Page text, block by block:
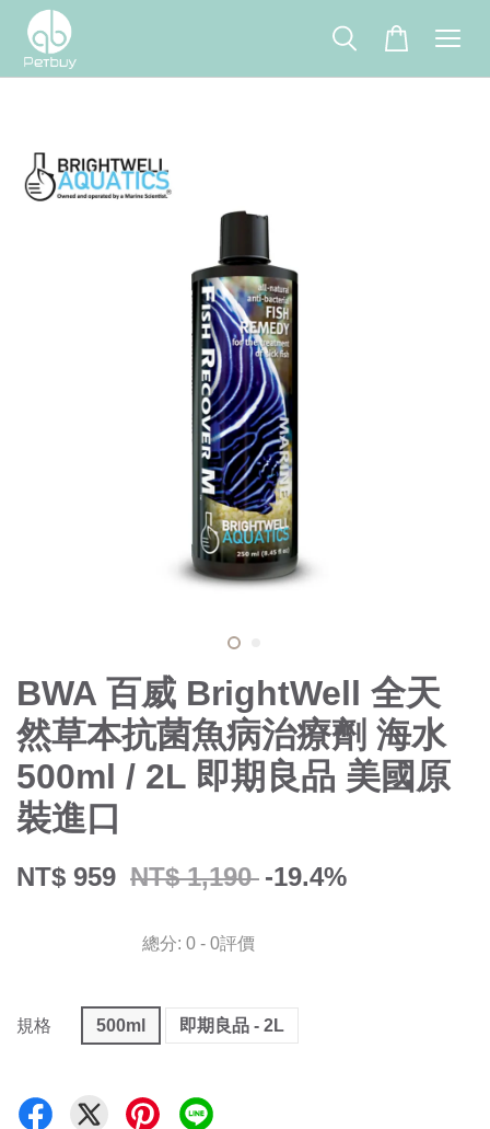
BWA 百威 BrightWell 全天
然草本抗菌魚病治療劑 海水
500ml / 2L 即期良品 美國原
裝進口
NT$ 959 NT$ 1,190 -19.4%
總分: 0 - 0評價
規格 500ml 即期良品 - 2L